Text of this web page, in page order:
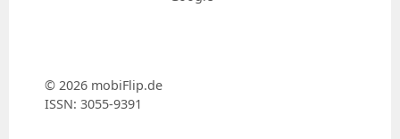
© 2026 mobiFlip.de
ISSN: 3055-9391